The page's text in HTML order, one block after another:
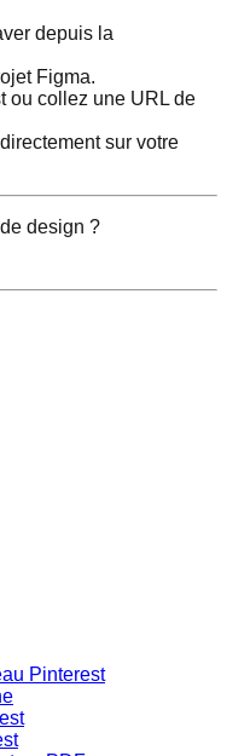
depuis la
Figma.
ou collez une URL de
sur votre
design ?
Pinterest